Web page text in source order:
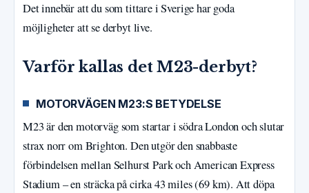
Det innebär att du som tittare i Sverige har goda
möjligheter att se derbyt live.
Varför kallas det M23-derbyt?
MOTORVÄGEN M23:S BETYDELSE
M23 är den motorväg som startar i södra London och slutar
strax norr om Brighton. Den utgör den snabbaste
förbindelsen mellan Selhurst Park och American Express
Stadium – en sträcka på cirka 43 miles (69 km). Att döpa